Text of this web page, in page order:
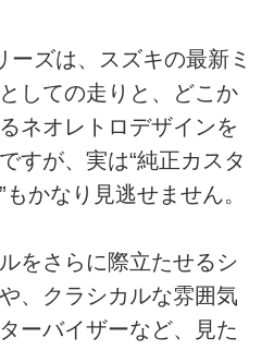
ーズは、スズキの最新ミ
しての走りと、どこか
ネオレトロデザインを
すが、実は“純正カスタ
かなり見逃せません。
をさらに際立たせるシ
、クラシカルな雰囲気
ーバイザーなど、見た